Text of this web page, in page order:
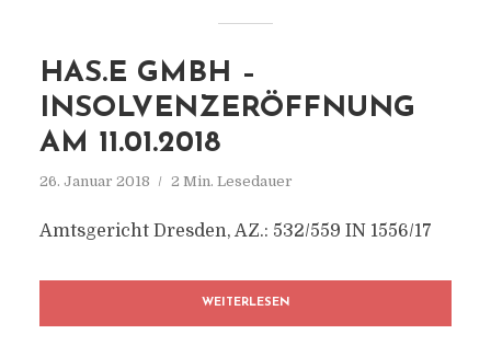
HAS.E GMBH –
INSOLVENZERÖFFNUNG
AM 11.01.2018
26. Januar 2018 2 Min. Lesedauer
Amtsgericht Dresden, AZ.: 532/559 IN 1556/17
WEITERLESEN